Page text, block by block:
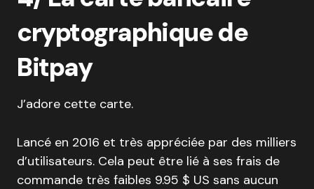
cryptographique de
Bitpay
J’adore cette carte.
Lancé en 2016 et très appréciée par des milliers
d’utilisateurs. Cela peut être lié à ses frais de
commande très faibles 9.95 $ US sans aucun